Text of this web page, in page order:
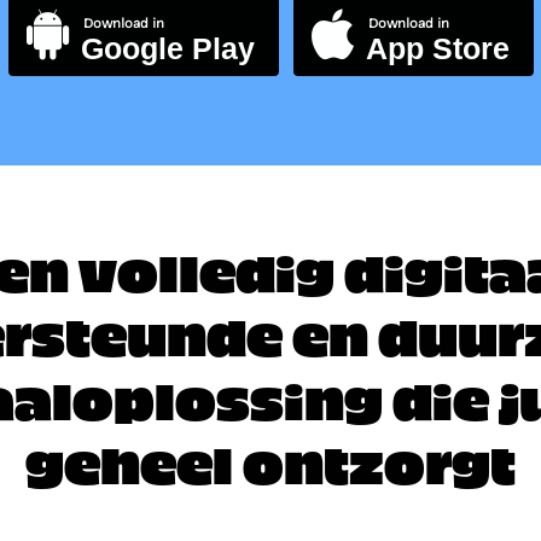
Download in
Google Play
Download in
App Store
volledig
en
die
geheel ontzorgt